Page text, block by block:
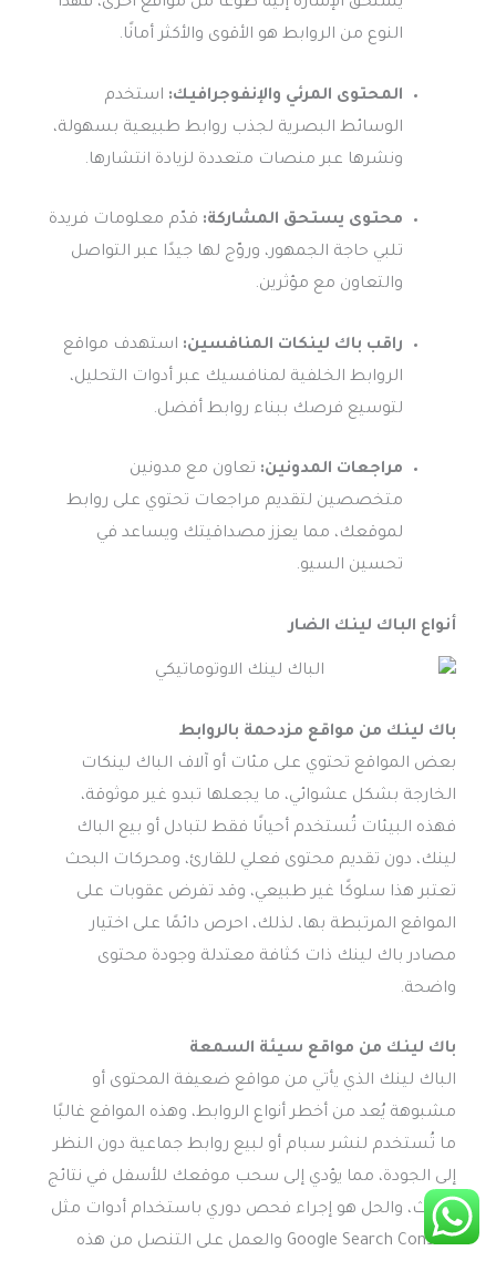
النوع من الروابط هو الأقوى والأكثر أمانًا.
المحتوى المرئي والإنفوجرافيك: استخدم
الوسائط البصرية لجذب روابط طبيعية بسهولة،
ونشرها عبر منصات متعددة لزيادة انتشارها.
محتوى يستحق المشاركة: قدّم معلومات فريدة
تلبي حاجة الجمهور، وروّج لها جيدًا عبر التواصل
والتعاون مع مؤثرين.
راقب باك لينكات المنافسين: استهدف مواقع
الروابط الخلفية لمنافسيك عبر أدوات التحليل،
لتوسيع فرصك ببناء روابط أفضل.
مراجعات المدونين: تعاون مع مدونين
متخصصين لتقديم مراجعات تحتوي على روابط
لموقعك، مما يعزز مصداقيتك ويساعد في
تحسين السيو.
أنواع الباك لينك الضار
باك لينك من مواقع مزدحمة بالروابط
بعض المواقع تحتوي على مئات أو آلاف الباك لينكات
الخارجة بشكل عشوائي، ما يجعلها تبدو غير موثوقة،
فهذه البيئات تُستخدم أحيانًا فقط لتبادل أو بيع الباك
لينك، دون تقديم محتوى فعلي للقارئ، ومحركات البحث
تعتبر هذا سلوكًا غير طبيعي، وقد تفرض عقوبات على
المواقع المرتبطة بها، لذلك، احرص دائمًا على اختيار
مصادر باك لينك ذات كثافة معتدلة وجودة محتوى
واضحة.
باك لينك من مواقع سيئة السمعة
الباك لينك الذي يأتي من مواقع ضعيفة المحتوى أو
مشبوهة يُعد من أخطر أنواع الروابط، وهذه المواقع غالبًا
ما تُستخدم لنشر سبام أو لبيع روابط جماعية دون النظر
إلى الجودة، مما يؤدي إلى سحب موقعك للأسفل في نتائج
البحث، والحل هو إجراء فحص دوري باستخدام أدوات مثل
Google Search Console والعمل على التنصل من هذه